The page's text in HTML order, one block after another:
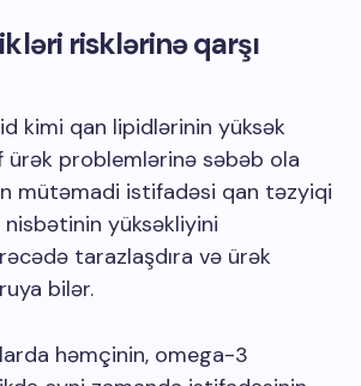
risklərinə qarşı
kimi qan lipidlərinin yüksək
ürək problemlərinə səbəb ola
mütəmadi istifadəsi qan təzyiqi
nisbətinin yüksəkliyini
tarazlaşdıra və ürək
bilər.
həmçinin, omega-3